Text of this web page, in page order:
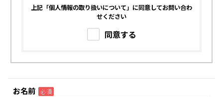
上記「個人情報の取り扱いについて」に同意してお問い合わ
せください
同意する
お名前 必須